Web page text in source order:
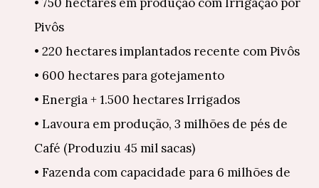
Pivôs
• 220 hectares implantados recente com Pivôs
• 600 hectares para gotejamento
• Energia + 1.500 hectares Irrigados
• Lavoura em produção, 3 milhões de pés de
Café (Produziu 45 mil sacas)
• Fazenda com capacidade para 6 milhões de